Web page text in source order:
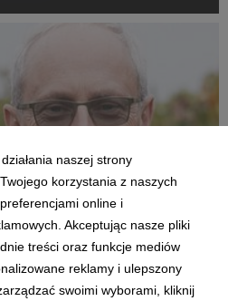
owoców jagodowych.
naszej strony
korzystania z naszych
online i
Akceptując nasze pliki
treści oraz funkcje mediów
reklamy i ulepszony
swoimi wyborami, kliknij